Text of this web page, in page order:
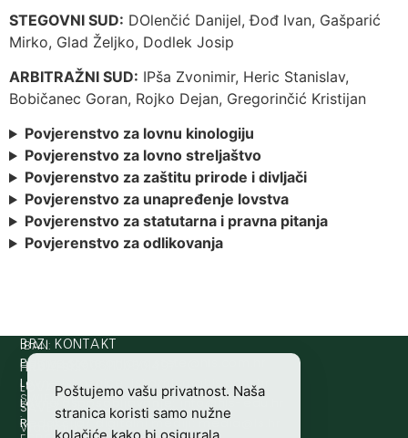
STEGOVNI SUD: DOlenčić Danijel, Đođ Ivan, Gašparić
Mirko, Glad Željko, Dodlek Josip
ARBITRAŽNI SUD: IPša Zvonimir, Heric Stanislav,
Bobičanec Goran, Rojko Dejan, Gregorinčić Kristijan
Povjerenstvo za lovnu kinologiju
Povjerenstvo za lovno streljaštvo
Povjerenstvo za zaštitu prirode i divljači
Povjerenstvo za unapređenje lovstva
Povjerenstvo za statutarna i pravna pitanja
Povjerenstvo za odlikovanja
HRVATSKI
LOVAČKI
SAVEZ
Vladimira
IBAN:
HR8124020061100501497
SWIFT/BIC
:
BRZI KONTAKT
Prijava štete:
Lovne iskaznice:
rh.moc.slh
@acinzaksi
Lovno osposobljavanje:
rh.ude-slh
@ofni
Redakcija/ digitalni mediji:@aidem
Poštujemo vašu privatnost. Naša
stranica koristi samo nužne